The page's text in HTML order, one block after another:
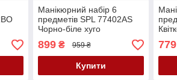
Манікюрний набір 6
предметів SPL 77402AS
Чорно-біле хуго
899₴ 959 ₴
Купити
779